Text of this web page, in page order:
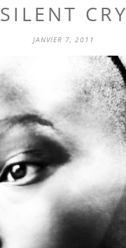
SILENT CRY
JANVIER 7, 2011